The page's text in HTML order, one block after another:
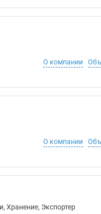
О компании
О компании
Хранение, Экспортер